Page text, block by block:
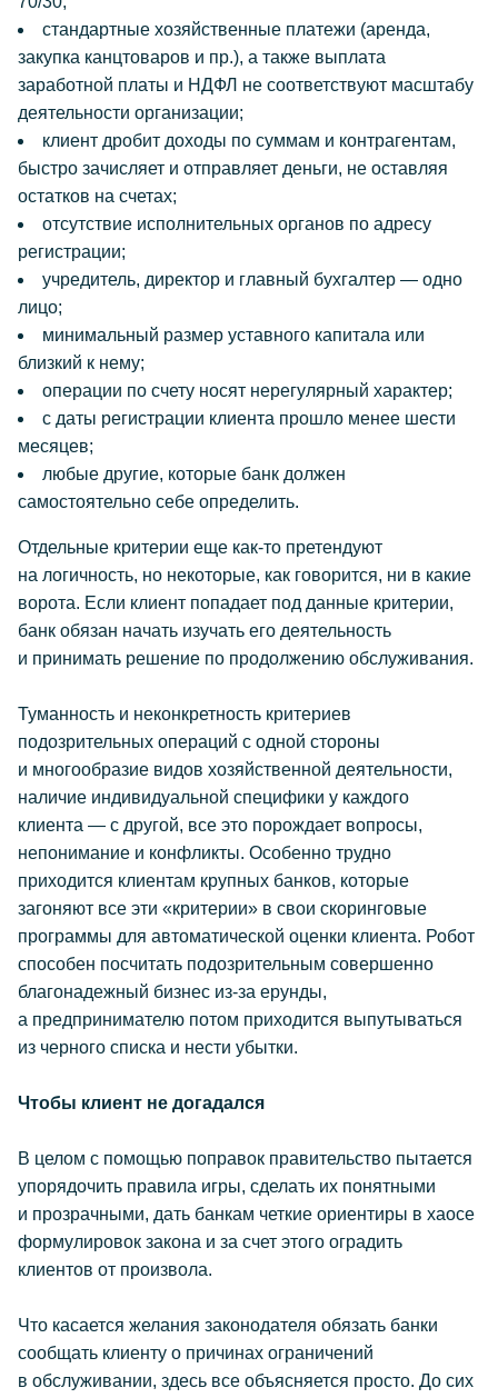
стандартные хозяйственные платежи (аренда,
закупка канцтоваров и пр.), а также выплата
заработной платы и НДФЛ не соответствуют масштабу
деятельности организации;
клиент дробит доходы по суммам и контрагентам,
быстро зачисляет и отправляет деньги, не оставляя
остатков на счетах;
отсутствие исполнительных органов по адресу
регистрации;
учредитель, директор и главный бухгалтер — одно
лицо;
минимальный размер уставного капитала или
близкий к нему;
операции по счету носят нерегулярный характер;
с даты регистрации клиента прошло менее шести
месяцев;
любые другие, которые банк должен
самостоятельно себе определить.
Отдельные критерии еще как-то претендуют
на логичность, но некоторые, как говорится, ни в какие
ворота. Если клиент попадает под данные критерии,
банк обязан начать изучать его деятельность
и принимать решение по продолжению обслуживания.
Туманность и неконкретность критериев
подозрительных операций с одной стороны
и многообразие видов хозяйственной деятельности,
наличие индивидуальной специфики у каждого
клиента — с другой, все это порождает вопросы,
непонимание и конфликты. Особенно трудно
приходится клиентам крупных банков, которые
загоняют все эти «критерии» в свои скоринговые
программы для автоматической оценки клиента. Робот
способен посчитать подозрительным совершенно
благонадежный бизнес из-за ерунды,
а предпринимателю потом приходится выпутываться
из черного списка и нести убытки.
Чтобы клиент не догадался
В целом с помощью поправок правительство пытается
упорядочить правила игры, сделать их понятными
и прозрачными, дать банкам четкие ориентиры в хаосе
формулировок закона и за счет этого оградить
клиентов от произвола.
Что касается желания законодателя обязать банки
сообщать клиенту о причинах ограничений
в обслуживании, здесь все объясняется просто. До сих